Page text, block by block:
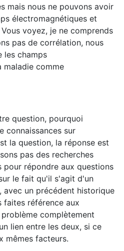
mais nous ne pouvons avoir
électromagnétiques et
voyez, je ne comprends
pas de corrélation, nous
les champs
maladie comme
question, pourquoi
connaissances sur
la question, la réponse est
pas des recherches
pour répondre aux questions
le fait qu'il s'agit d'un
avec un précédent historique
faites référence aux
complètement
lien entre les deux, si ce
mêmes facteurs.